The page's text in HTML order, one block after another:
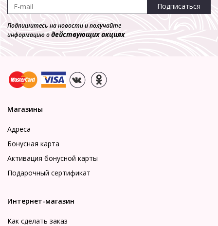
Подписаться
Подпишитесь на новости и получайте
информацию одействующих акциях
Магазины
Адреса
Бонусная карта
Активация бонусной карты
Подарочный сертификат
Интернет-магазин
Как сделать заказ